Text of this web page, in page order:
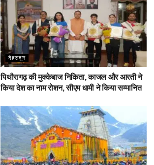
देहरादून
पिथौरागढ़ की मुक्केबाज निकिता, काजल और आरती ने
किया देश का नाम रोशन, सीएम धामी ने किया सम्मानित